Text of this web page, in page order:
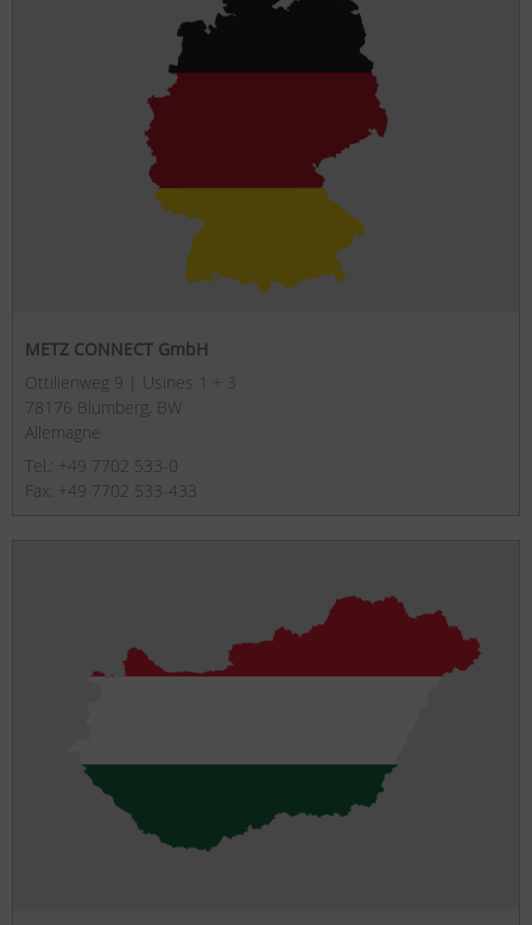
METZ CONNECT GmbH
Ottilienweg 9 | Usines 1 + 3
78176 Blumberg, BW
Allemagne
Tel.: +49 7702 533-0
Fax: +49 7702 533-433